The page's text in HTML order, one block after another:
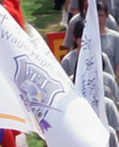
際
移
動
力
WAGOR
TODAY
THE